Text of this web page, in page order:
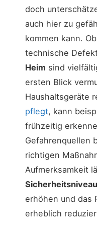
doch
auch hier zu
kommen kann.
technische
Heim sind
ersten Blick
Haushaltsgeräte
pflegt, kann
frühzeitig
Gefahrenquellen
richtigen
Aufmerksamkeit
erhöhen und das
erheblich